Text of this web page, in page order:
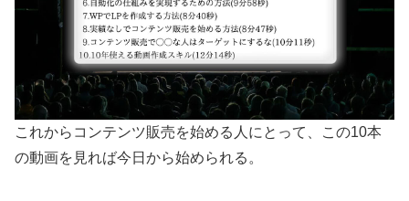
これからコンテンツ販売を始める人にとって、この10本
の動画を見れば今日から始められる。